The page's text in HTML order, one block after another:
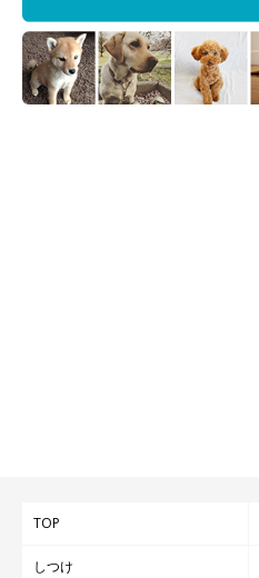
TOP
しつけ